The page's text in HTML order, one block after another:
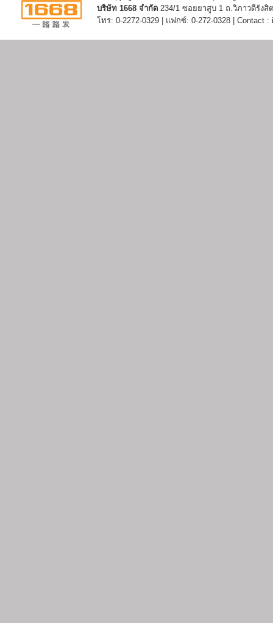
บริษัท 1668 จำกัด 234/1 ซอยยาสูบ 1 ถ.วิภาวดีรัง
โทร: 0-2272-0329 | แฟกซ์: 0-272-0328 | Contact